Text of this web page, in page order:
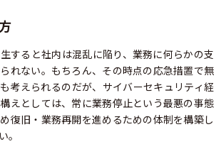
すると社内は混乱に陥り、業務に何らかの支
れない。もちろん、その時点の応急措置で無
考えられるのだが、サイバーセキュリティ経
えとしては、常に業務停止という最悪の事態
復旧・業務再開を進めるための体制を構築し
。